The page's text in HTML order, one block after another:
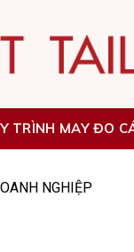
TRÌNH MAY ĐO
NGHIỆP